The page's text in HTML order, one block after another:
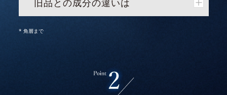
旧品との成分の違いは
* 角層まで